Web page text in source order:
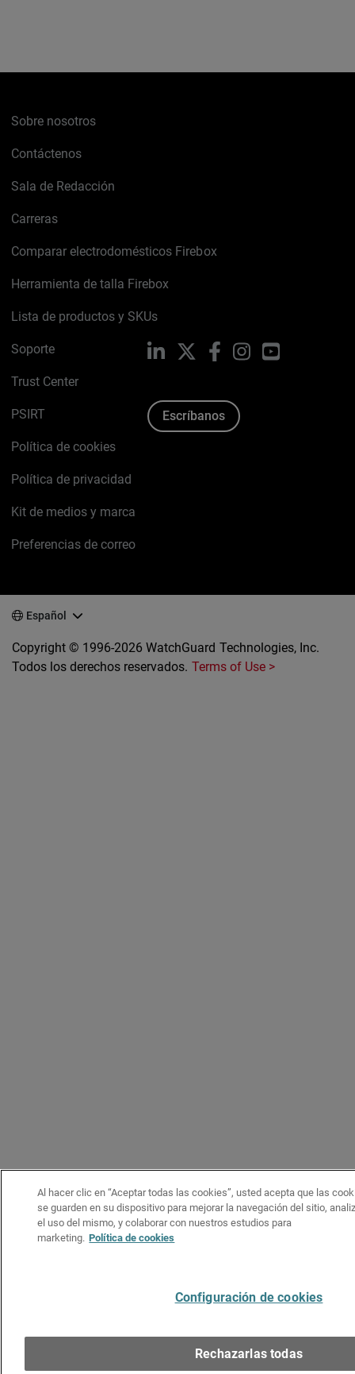
Sobre nosotros
Contáctenos
Sala de Redacción
Carreras
Comparar electrodomésticos Firebox
Herramienta de talla Firebox
Lista de productos y SKUs
Soporte
Trust Center
PSIRT
Política de cookies
Política de privacidad
Kit de medios y marca
Preferencias de correo
LinkedIn FacebookInstagramYouTube
Escríbanos
Español
Copyright © 1996-2026 WatchGuard Technologies, Inc.
Todos los derechos reservados. Terms of Use >
Al hacer clic en “Aceptar todas las cookies”, usted acepta que las
se guarden en su dispositivo para mejorar la navegación del sitio,
el uso del mismo, y colaborar con nuestros estudios para
marketing. Política de cookies
Configuración de cookies
Rechazarlas todas